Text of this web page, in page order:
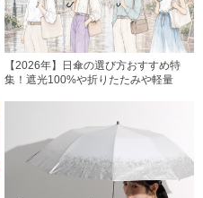
【2026年】日傘の選び方おすすめ特
集！遮光100%や折りたたみや軽量